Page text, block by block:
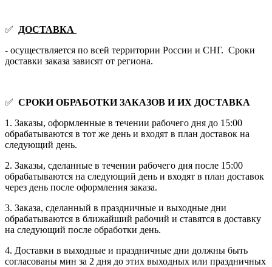
✅
ДОСТАВКА
- осуществляется по всей территории России и СНГ. Сроки
доставки заказа зависят от региона.
✅ СРОКИ ОБРАБОТКИ ЗАКАЗОВ И ИХ ДОСТАВКА
1. Заказы, оформленные в течении рабочего дня до 15:00
обрабатываются в тот же день и входят в план доставок на
следующий день.
2. Заказы, сделанные в течении рабочего дня после 15:00
обрабатываются на следующий день и входят в план доставок
через день после оформления заказа.
3. Заказа, сделанный в праздничные и выходные дни
обрабатываются в ближайший рабочий и ставятся в доставку
на следующий после обработки день.
4. Доставки в выходные и праздничные дни должны быть
согласованы мин за 2 дня до этих выходных или праздничных